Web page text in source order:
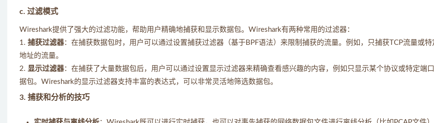
c. 过滤模式
Wireshark提供了强大的过滤功能，帮助用户精确地捕获和显示数据包。Wireshark有两种常用的过滤器：
1. 捕获过滤器：在捕获数据包时，用户可以通过设置捕获过滤器（基于BPF语法）来限制捕获的流量。例如，只捕获TCP流量或特
地址的流量。
2. 显示过滤器：在捕获了大量数据包后，用户可以通过设置显示过滤器来精确查看感兴趣的内容，例如只显示某个协议或特定端
据包。Wireshark的显示过滤器支持丰富的表达式，可以非常灵活地筛选数据包。
3. 捕获和分析的技巧